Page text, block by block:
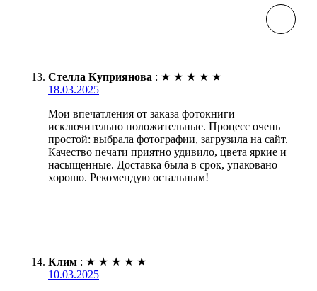
Стелла Куприянова : ★ ★ ★ ★ ★
18.03.2025
Мои впечатления от заказа фотокниги
исключительно положительные. Процесс очень
простой: выбрала фотографии, загрузила на сайт.
Качество печати приятно удивило, цвета яркие и
насыщенные. Доставка была в срок, упаковано
хорошо. Рекомендую остальным!
Клим : ★ ★ ★ ★ ★
10.03.2025